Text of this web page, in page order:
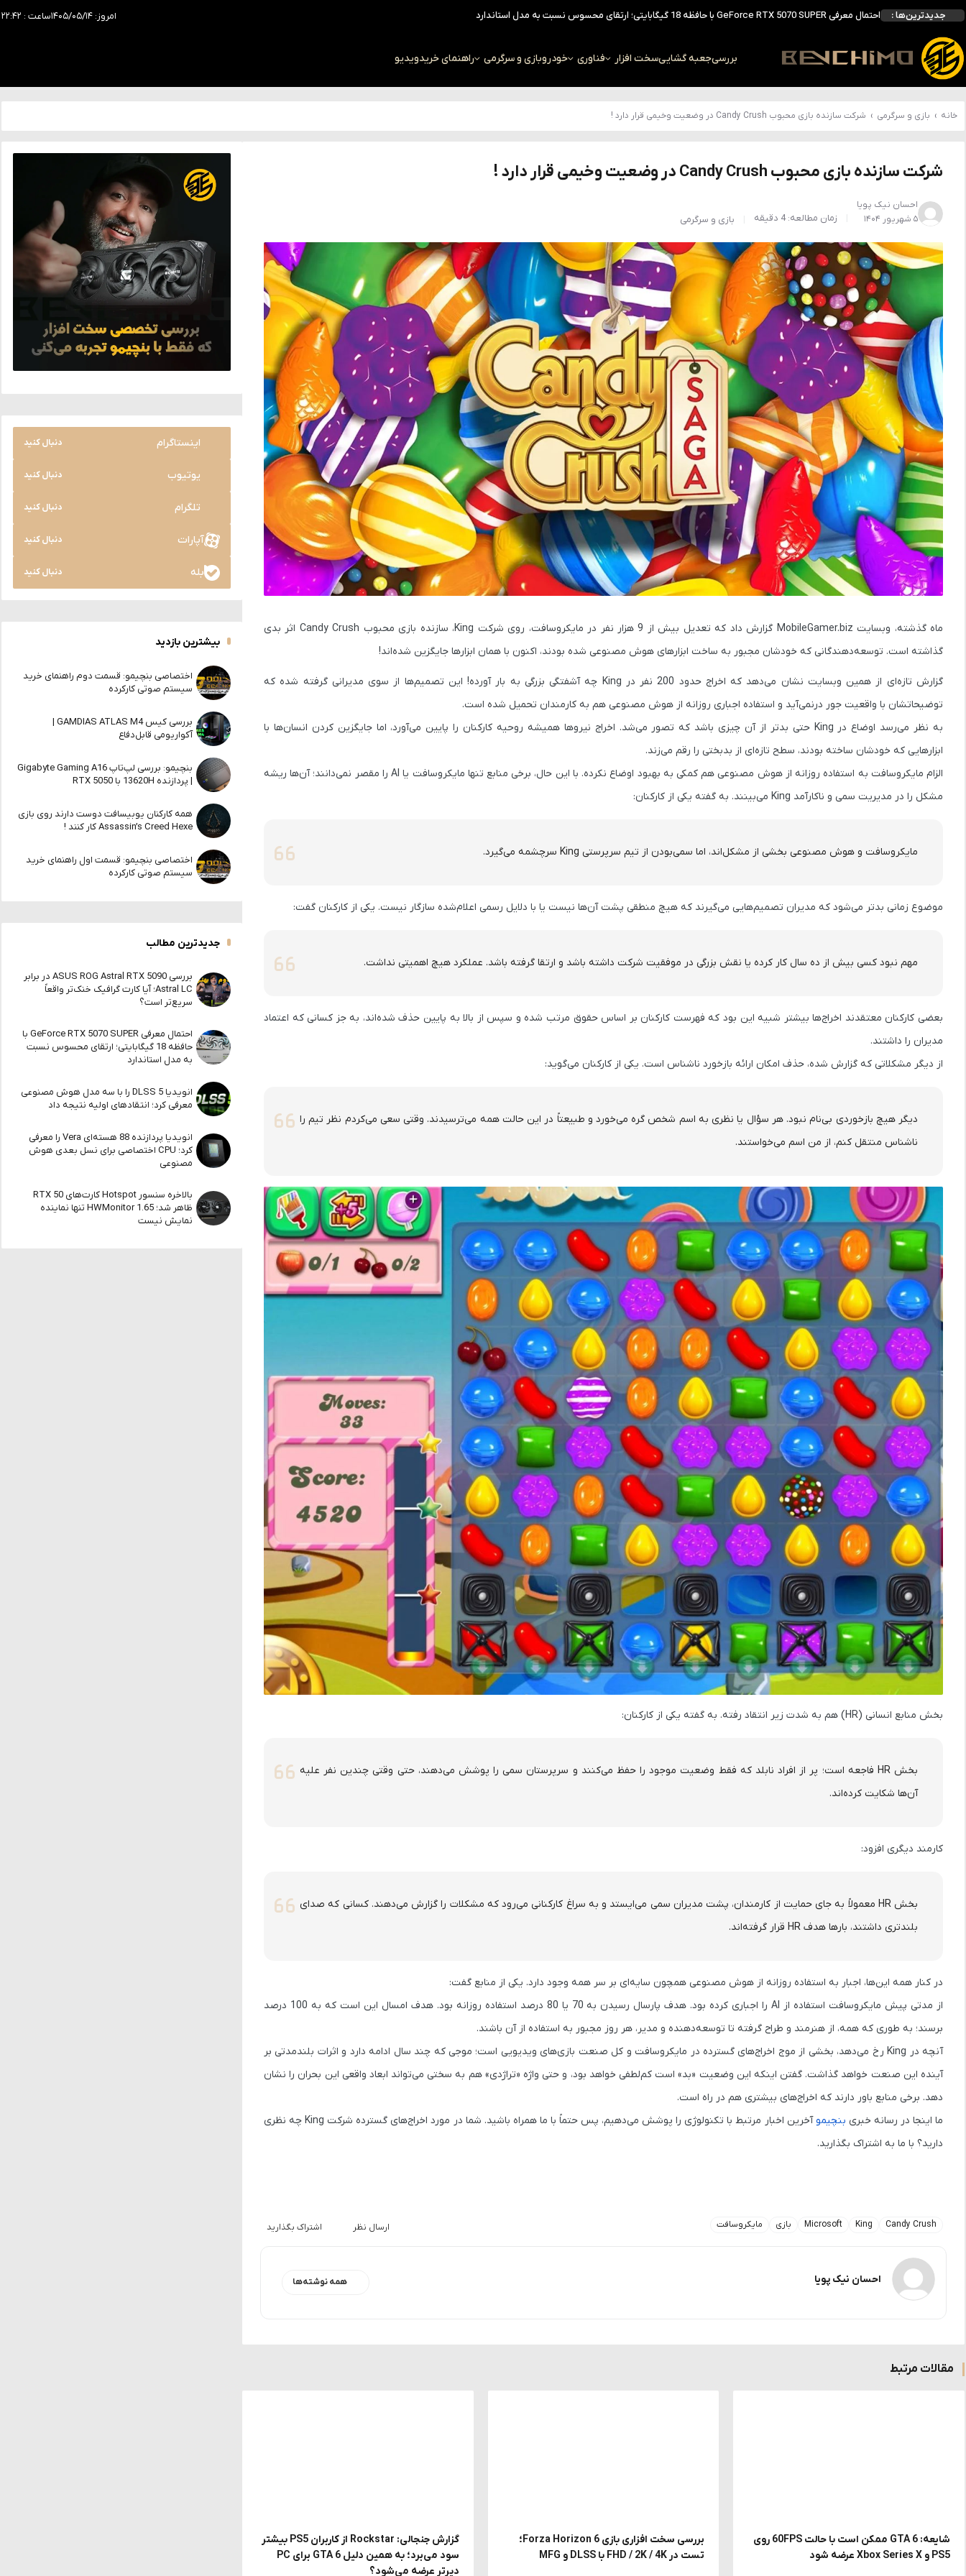
جدیدترین‌ها :
انویدیا DLSS 5 را با سه مدل هوش مصنوعی معرفی کرد؛ انتقادهای اولیه نتیجه داد
بررسی کیس GAMDIAS NESO P1 Pro؛ فول‌تاوری مهندسی‌شده برای سیستم‌های رده‌بالا
امروز: ۱۴۰۵/۰۵/۱۴ ساعت : ۲۲:۴۲
بررسیجعبه گشاییسخت افزار فناوری خودروبازی و سرگرمی راهنمای خریدویدیو
خانه › بازی و سرگرمی › شرکت سازنده بازی محبوب Candy Crush در وضعیت وخیمی قرار دارد !
شرکت سازنده بازی محبوب Candy Crush در وضعیت وخیمی قرار دارد !
احسان نیک پویا
۵ شهریور ۱۴۰۴
زمان مطالعه: 4 دقیقه بازی و سرگرمی
ماه گذشته، وبسایت MobileGamer.biz گزارش داد که تعدیل بیش از 9 هزار نفر در مایکروسافت، روی شرکت King، سازنده بازی محبوب Candy Crush اثر بدی
گذاشته است. توسعه‌دهندگانی که خودشان مجبور به ساخت ابزارهای هوش مصنوعی شده بودند، اکنون با همان ابزارها جایگزین شده‌اند!
گزارش تازه‌ای از همین وبسایت نشان می‌دهد که اخراج حدود 200 نفر در King چه آشفتگی بزرگی به بار آورده! این تصمیم‌ها از سوی مدیرانی گرفته شده که
توضیحاتشان با واقعیت جور درنمی‌آید و استفاده اجباری روزانه از هوش مصنوعی هم به کارمندان تحمیل شده است.
به نظر می‌رسد اوضاع در King حتی بدتر از آن چیزی باشد که تصور می‌شد. اخراج نیروها همیشه روحیه کارکنان را پایین می‌آورد، اما جایگزین کردن انسان‌ها با
ابزارهایی که خودشان ساخته بودند، سطح تازه‌ای از بدبختی را رقم می‌زند.
الزام مایکروسافت به استفاده روزانه از هوش مصنوعی هم کمکی به بهبود اوضاع نکرده. با این حال، برخی منابع تنها مایکروسافت یا AI را مقصر نمی‌دانند؛ آن‌ها ریشه
مشکل را در مدیریت سمی و ناکارآمد King می‌بینند. به گفته یکی از کارکنان:
مایکروسافت و هوش مصنوعی بخشی از مشکل‌اند، اما سمی‌بودن از تیم سرپرستی King سرچشمه می‌گیرد.
موضوع زمانی بدتر می‌شود که مدیران تصمیم‌هایی می‌گیرند که هیچ منطقی پشت آن‌ها نیست یا با دلایل رسمی اعلام‌شده سازگار نیست. یکی از کارکنان گفت:
مهم نبود کسی بیش از ده سال کار کرده یا نقش بزرگی در موفقیت شرکت داشته باشد و ارتقا گرفته باشد. عملکرد هیچ اهمیتی نداشت.
بعضی کارکنان معتقدند اخراج‌ها بیشتر شبیه این بود که فهرست کارکنان بر اساس حقوق مرتب شده و سپس از بالا به پایین حذف شده‌اند، به جز کسانی که اعتماد
مدیران را داشتند.
از دیگر مشکلاتی که گزارش شده، حذف امکان ارائه بازخورد ناشناس است. یکی از کارکنان می‌گوید:
دیگر هیچ بازخوردی بی‌نام نبود. هر سؤال یا نظری به اسم شخص گره می‌خورد و طبیعتاً در این حالت همه می‌ترسیدند. وقتی سعی می‌کردم نظر تیم را
ناشناس منتقل کنم، از من اسم می‌خواستند.
بخش منابع انسانی (HR) هم به شدت زیر انتقاد رفته. به گفته یکی از کارکنان:
بخش HR فاجعه است؛ پر از افراد نابلد که فقط وضعیت موجود را حفظ می‌کنند و سرپرستان سمی را پوشش می‌دهند، حتی وقتی چندین نفر علیه
آن‌ها شکایت کرده‌اند.
کارمند دیگری افزود:
بخش HR معمولاً به جای حمایت از کارمندان، پشت مدیران سمی می‌ایستد و به سراغ کارکنانی می‌رود که مشکلات را گزارش می‌دهند. کسانی که صدای
بلندتری داشتند، بارها هدف HR قرار گرفته‌اند.
در کنار همه این‌ها، اجبار به استفاده روزانه از هوش مصنوعی همچون سایه‌ای بر سر همه وجود دارد. یکی از منابع گفت:
از مدتی پیش مایکروسافت استفاده از AI را اجباری کرده بود. هدف پارسال رسیدن به 70 یا 80 درصد استفاده روزانه بود. هدف امسال این است که به 100 درصد
برسند؛ به طوری که همه، از هنرمند و طراح گرفته تا توسعه‌دهنده و مدیر، هر روز مجبور به استفاده از آن باشند.
آنچه در King رخ می‌دهد، بخشی از موج اخراج‌های گسترده در مایکروسافت و کل صنعت بازی‌های ویدیویی است؛ موجی که چند سال ادامه دارد و اثرات بلندمدتی بر
آینده این صنعت خواهد گذاشت. گفتن اینکه این وضعیت «بد» است کم‌لطفی خواهد بود، و حتی واژه «تراژدی» هم به سختی می‌تواند ابعاد واقعی این بحران را نشان
دهد. برخی منابع باور دارند که اخراج‌های بیشتری هم در راه است.
ما اینجا در رسانه خبری بنچیمو
آخرین اخبار مرتبط با تکنولوژی را پوشش می‌دهیم، پس حتماً با ما همراه باشید. شما در مورد اخراج‌های گسترده شرکت King چه نظری
دارید؟ با ما به اشتراک بگذارید.
Candy Crush
King
Microsoft بازی مایکروسافت ارسال نظر اشتراک بگذارید
احسان نیک پویا همه نوشته‌ها
مقالات مرتبط
شایعه: GTA 6 ممکن است با حالت 60FPS روی
PS5 و Xbox Series X عرضه شود
بررسی سخت افزاری بازی Forza Horizon 6؛
تست در FHD / 2K / 4K با DLSS و MFG
گزارش جنجالی: Rockstar از کاربران PS5 بیشتر
سود می‌برد؛ به همین دلیل GTA 6 برای PC
دیرتر عرضه می‌شود؟
اینستاگرام دنبال کنید
یوتیوب دنبال کنید
تلگرام دنبال کنید
آپارات دنبال کنید
بله دنبال کنید
بیشترین بازدید
اختصاصی بنچیمو: قسمت دوم راهنمای خرید
سیستم صوتی کارکرده
بررسی کیس GAMDIAS ATLAS M4 |
آکواریومی قابل‌دفاع
بنچیمو: بررسی لپ‌تاپ Gigabyte Gaming A16
| پردازنده 13620H با RTX 5050
همه کارکنان یوبیسافت دوست دارند روی بازی
Assassin’s Creed Hexe کار کنند !
اختصاصی بنچیمو: قسمت اول راهنمای خرید
سیستم صوتی کارکرده
جدیدترین مطالب
بررسی ASUS ROG Astral RTX 5090 در برابر
Astral LC؛ آیا کارت گرافیک خنک‌تر واقعاً
سریع‌تر است؟
احتمال معرفی GeForce RTX 5070 SUPER با
حافظه 18 گیگابایتی؛ ارتقای محسوس نسبت
به مدل استاندارد
انویدیا DLSS 5 را با سه مدل هوش مصنوعی
معرفی کرد؛ انتقادهای اولیه نتیجه داد
انویدیا پردازنده 88 هسته‌ای Vera را معرفی
کرد؛ CPU اختصاصی برای نسل بعدی هوش
مصنوعی
بالاخره سنسور Hotspot کارت‌های RTX 50
ظاهر شد؛ HWMonitor 1.65 تنها نماینده
نمایش نیست